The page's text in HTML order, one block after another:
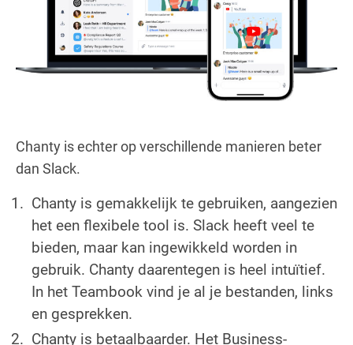
Chanty is echter op verschillende manieren beter
dan Slack.
Chanty is gemakkelijk te gebruiken, aangezien
het een flexibele tool is. Slack heeft veel te
bieden, maar kan ingewikkeld worden in
gebruik. Chanty daarentegen is heel intuïtief.
In het Teambook vind je al je bestanden, links
en gesprekken.
Chanty is betaalbaarder. Het Business-